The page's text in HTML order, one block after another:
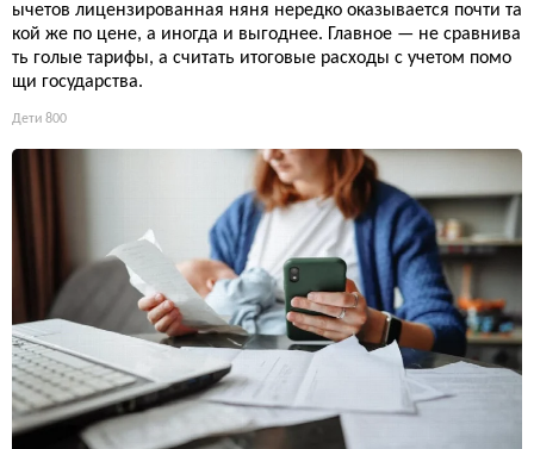
ычетов лицензированная няня нередко оказывается почти та
кой же по цене, а иногда и выгоднее. Главное — не сравнива
ть голые тарифы, а считать итоговые расходы с учетом помо
щи государства.
Дети 800